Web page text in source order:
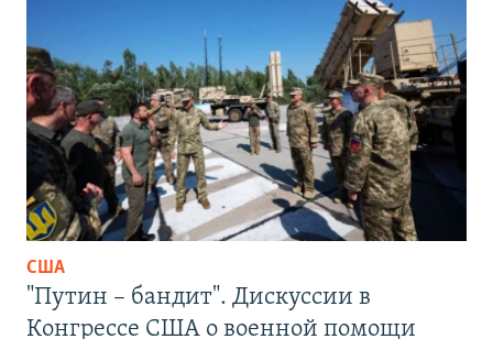
США
"Путин – бандит". Дискуссии в
Конгрессе США о военной помощи